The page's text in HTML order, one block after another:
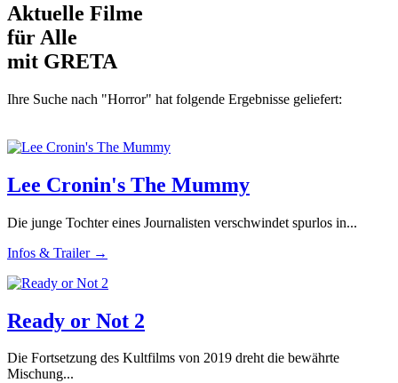
Aktuelle Filme
für Alle
mit GRETA
Ihre Suche nach "Horror" hat folgende Ergebnisse geliefert:
Lee Cronin's The Mummy
Die junge Tochter eines Journalisten verschwindet spurlos in...
Infos & Trailer →
Ready or Not 2
Die Fortsetzung des Kultfilms von 2019 dreht die bewährte
Mischung...